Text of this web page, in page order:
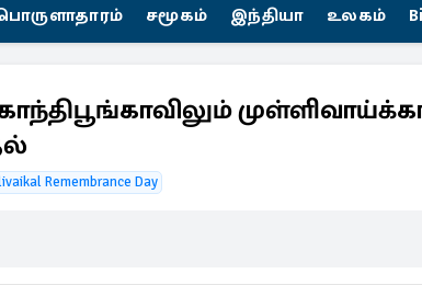
சமூகம் இந்தியா உலகம்
Remembrance Day